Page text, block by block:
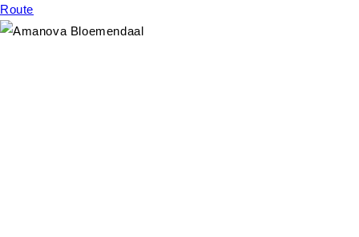
Route